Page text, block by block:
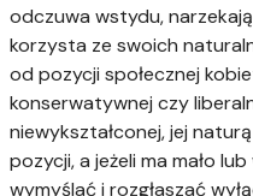
odczuwa wstydu,
korzysta ze swoich
od pozycji społecznej
konserwatywnej czy
niewykształconej, jej
pozycji, a jeżeli ma mało
wymyślać i rozgłaszać